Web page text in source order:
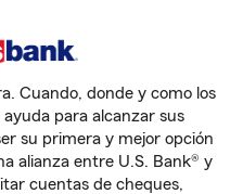
Cuando, donde y como los
para alcanzar sus
su primera y mejor opción
alianza entre U.S. Bank® y
cuentas de cheques,